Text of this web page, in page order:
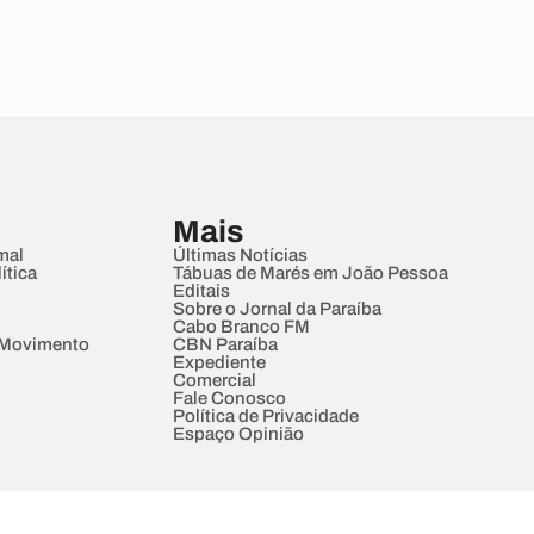
Mais
Últimas Notícias
Tábuas de Marés em João Pessoa
Editais
Sobre o Jornal da Paraíba
Cabo Branco FM
CBN Paraíba
Expediente
Comercial
Fale Conosco
Política de Privacidade
Espaço Opinião